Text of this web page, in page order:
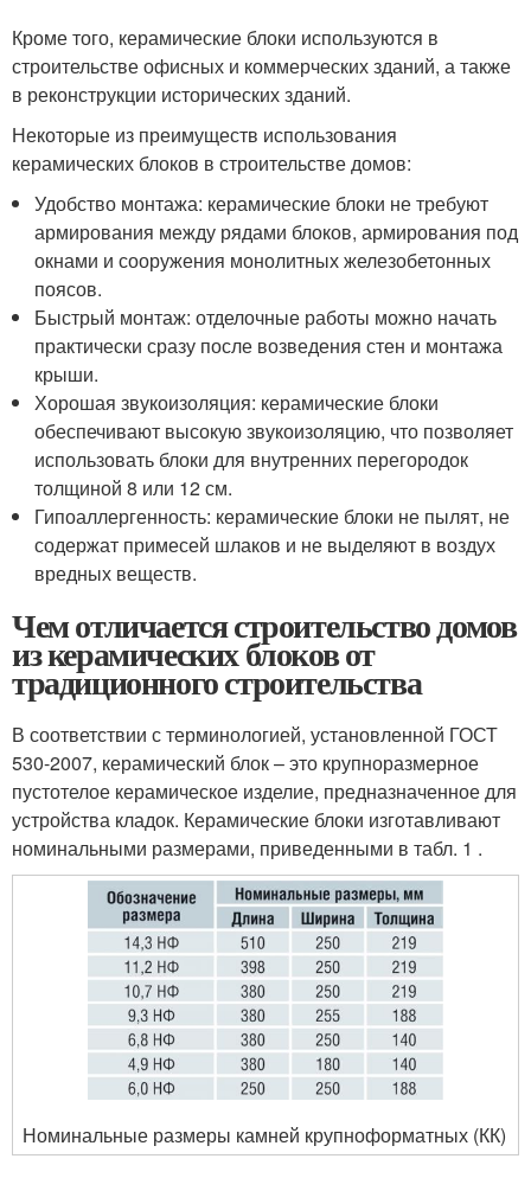
Кроме того, керамические блоки используются в
строительстве офисных и коммерческих зданий, а также
в реконструкции исторических зданий.
Некоторые из преимуществ использования
керамических блоков в строительстве домов:
Удобство монтажа: керамические блоки не требуют
армирования между рядами блоков, армирования под
окнами и сооружения монолитных железобетонных
поясов.
Быстрый монтаж: отделочные работы можно начать
практически сразу после возведения стен и монтажа
крыши.
Хорошая звукоизоляция: керамические блоки
обеспечивают высокую звукоизоляцию, что позволяет
использовать блоки для внутренних перегородок
толщиной 8 или 12 см.
Гипоаллергенность: керамические блоки не пылят, не
содержат примесей шлаков и не выделяют в воздух
вредных веществ.
Чем отличается строительство домов
из керамических блоков от
традиционного строительства
В соответствии с терминологией, установленной ГОСТ
530-2007, керамический блок – это крупноразмерное
пустотелое керамическое изделие, предназначенное для
устройства кладок. Керамические блоки изготавливают
номинальными размерами, приведенными в табл. 1 .
Номинальные размеры камней крупноформатных (КК)